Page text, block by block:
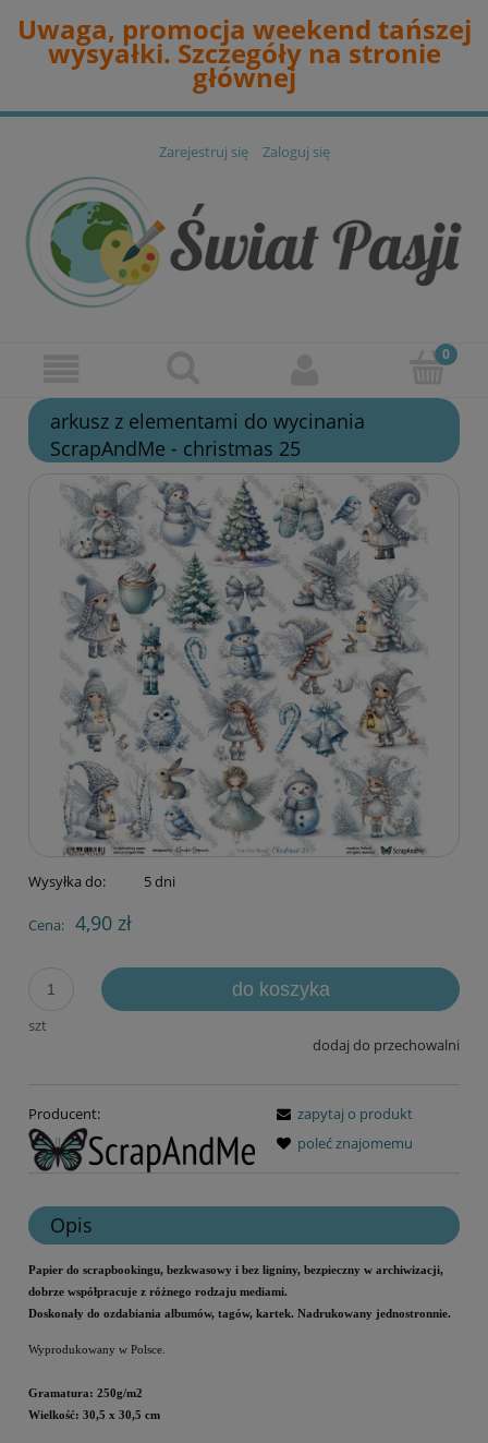
Uwaga, promocja weekend tańszej
wysyałki. Szczegóły na stronie
głównej
Zarejestruj się Zaloguj się
arkusz z elementami do wycinania
ScrapAndMe - christmas 25
Wysyłka do: 5 dni
Cena: 4,90 zł
szt
do koszyka
dodaj do przechowalni
Producent:
zapytaj o produkt
poleć znajomemu
Opis
Papier do scrapbookingu, bezkwasowy i bez ligniny, bezpieczny w archiwizacji,
dobrze współpracuje z różnego rodzaju mediami.
Doskonały do ozdabiania albumów, tagów, kartek. Nadrukowany jednostronnie.
Wyprodukowany w Polsce.
Gramatura: 250g/m2
Wielkość: 30,5 x 30,5 cm